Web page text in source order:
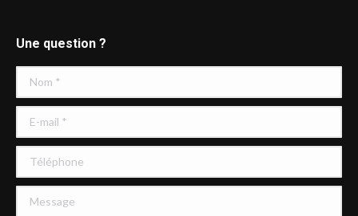
Une question ?
Nom *
E-mail *
Téléphone
Message